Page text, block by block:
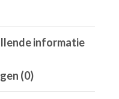
informatie
(0)